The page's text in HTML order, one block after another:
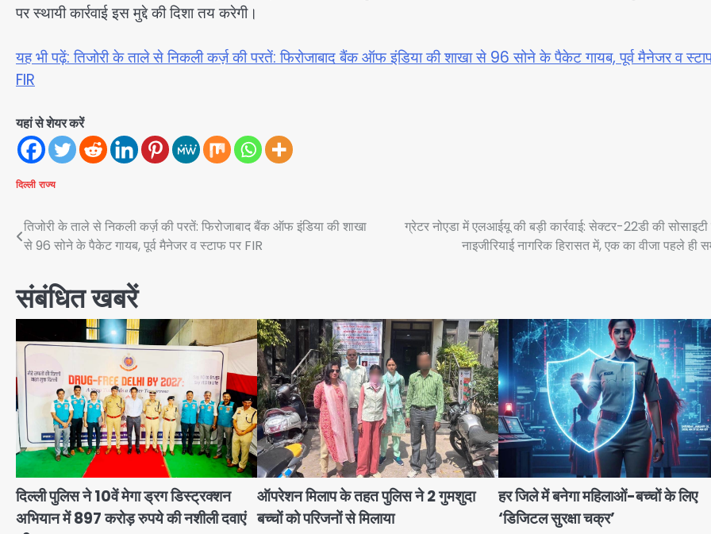
पर स्थायी कार्रवाई इस मुद्दे की दिशा तय करेगी।
यह भी पढ़ें: तिजोरी के ताले से निकली कर्ज़ की परतें: फिरोजाबाद बैंक ऑफ इंडिया की शाखा से 96 सोने के पैकेट गायब, पूर्व मैनेजर व
FIR
यहां से शेयर करें
दिल्ली राज्य
Post
navigation
तिजोरी के ताले से निकली कर्ज़ की परतें: फिरोजाबाद बैंक ऑफ इंडिया की शाखा
से 96 सोने के पैकेट गायब, पूर्व मैनेजर व स्टाफ पर FIR
ग्रेटर नोएडा में एलआईयू की बड़ी कार्रवाई: सेक्टर-22डी की
नाइजीरियाई नागरिक हिरासत में, एक का वीजा पहले ही
संबंधित खबरें
दिल्ली पुलिस ने 10वें मेगा ड्रग डिस्ट्रक्शन
अभियान में 897 करोड़ रुपये की नशीली दवाएं
ऑपरेशन मिलाप के तहत पुलिस ने 2 गुमशुदा
बच्चों को परिजनों से मिलाया
हर जिले में बनेगा महिलाओं-बच्चों के लिए
‘डिजिटल सुरक्षा चक्र’